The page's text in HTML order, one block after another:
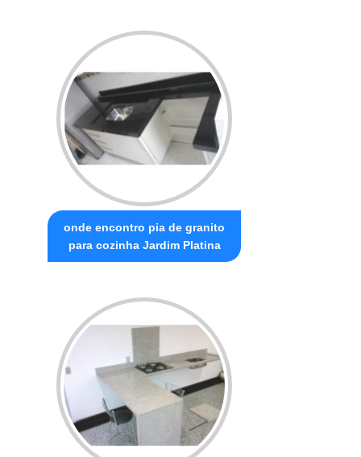
onde encontro pia de granito
para cozinha Jardim Platina